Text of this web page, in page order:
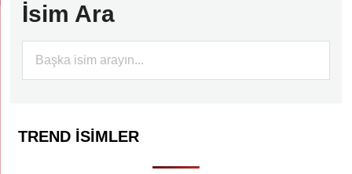
İsim Ara
TREND İSIMLER